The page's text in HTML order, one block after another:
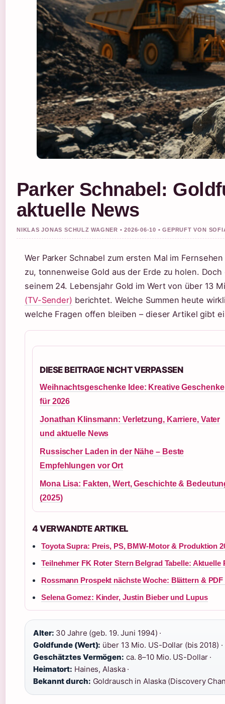
Parker Schnabel:
aktuelle News
NIKLAS JONAS SCHULZ WAGNER • 2026-06-10 • GEPRUFT VON
Wer Parker Schnabel zum ersten Mal im
zu, tonnenweise Gold aus der Erde zu holen.
seinem 24. Lebensjahr Gold im Wert von über 13
(TV-Sender) berichtet. Welche Summen heute
welche Fragen offen bleiben – dieser Artikel gibt
DIESE BEITRAGE NICHT VERPASSEN
Weihnachtsgeschenke Idee: Kreative Geschenke
für 2026
Jonathan Klinsmann: Verletzung, Karriere, Vater
und aktuelle News
Russischer Laden in der Nähe – Beste
Empfehlungen vor Ort
Mona Lisa: Fakten, Wert, Geschichte &
(2025)
4 VERWANDTE ARTIKEL
Toyota Supra: Preis, PS, BMW-Motor & Produktion
Teilnehmer FK Roter Stern Belgrad Tabelle: Aktuelle
Rossmann Prospekt nächste Woche: Blättern &
Selena Gomez: Kinder, Justin Bieber und Lupus
Alter: 30 Jahre (geb. 19. Juni 1994) ·
Goldfunde (Wert): über 13 Mio. US-Dollar (bis 2018) ·
Geschätztes Vermögen: ca. 8–10 Mio. US-Dollar ·
Heimatort: Haines, Alaska ·
Bekannt durch: Goldrausch in Alaska (Discovery